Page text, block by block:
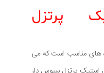
پرتزل
های مناسب است که می